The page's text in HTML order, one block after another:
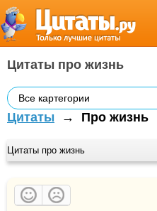
Цитаты про жизнь
Все картегории
Цитаты → Про жизнь
Цитаты про жизнь